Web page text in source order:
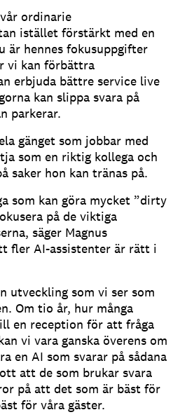
ordinarie
istället förstärkt med en
är hennes fokusuppgifter
vi kan förbättra
erbjuda bättre service live
kan slippa svara på
parkerar.
gänget som jobbar med
som en riktig kollega och
saker hon kan tränas på.
som kan göra mycket ”dirty
på de viktiga
säger Magnus
fler AI-assistenter är rätt i
utveckling som vi ser som
Om tio år, hur många
en reception för att fråga
vi vara ganska överens om
en AI som svarar på sådana
att de som brukar svara
på att det som är bäst för
för våra gäster.